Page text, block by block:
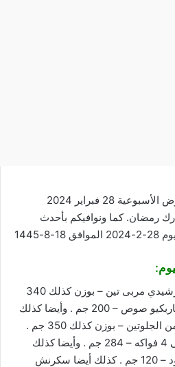
عروض الدانوب الطائف العروض الأسبوعية 28 فبراير 2024
18 شعبان 1445 مبارك رمضان. كما ونوافيكم بأحدث
18-8-1445
وأيضا كذلك ضمن الدانوب الرشيدي مربى تين – بوزن كذلك 340
جم . كذلك أيضا جود فرانس باربكيو صوص – 200 جم . وأيضا كذلك
ميجا مكرونة فيوزيللي خالية من الجلوتين – بوزن كذلك 350 جم .
كذلك أيضا سانت دالفور مربى 4 فواكه – 284 جم . وأيضا كذلك
بالدو شوربة نودلز بالسي فوود – 120 جم . كذلك أيضا سكرنش